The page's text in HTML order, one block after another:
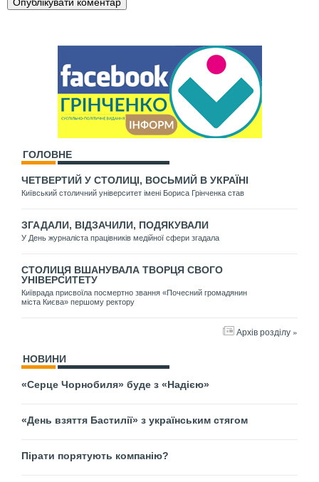
ГОЛОВНЕ
ЧЕТВЕРТИЙ У СТОЛИЦІ, ВОСЬМИЙ В УКРАЇНІ
Київський столичний університет імені Бориса Грінченка став
ЗГАДАЛИ, ВІДЗАЧИЛИ, ПОДЯКУВАЛИ
У День журналіста працівників медійної сфери згадала
СТОЛИЦЯ ВШАНУВАЛА ТВОРЦЯ СВОГО
УНІВЕРСИТЕТУ
Київрада присвоїла посмертно звання «Почесний громадянин
міста Києва» першому ректору
Архів розділу »
НОВИНИ
«Серце Чорнобиля» буде з «Надією»
«День взяття Бастилії» з українським стягом
Пірати порятують компанію?